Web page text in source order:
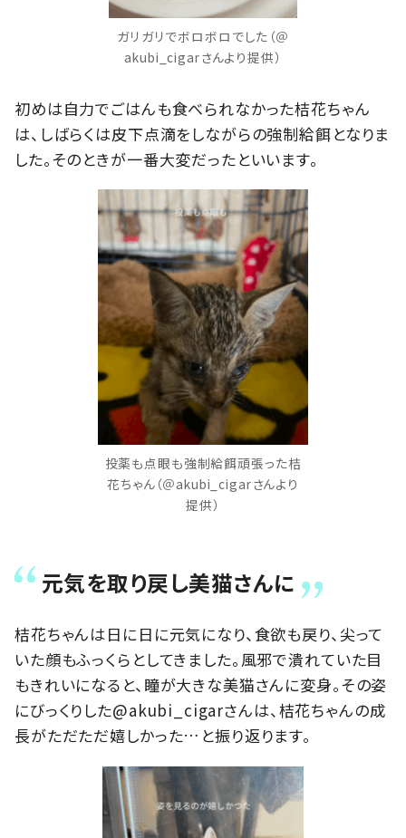
ガリガリでボロボロでした（＠
akubi_cigarさんより提供）
初めは自力でごはんも食べられなかった桔花ちゃん
は、しばらくは皮下点滴をしながらの強制給餌となりま
した。そのときが一番大変だったといいます。
投薬も点眼も強制給餌頑張った桔
花ちゃん（＠akubi_cigarさんより
提供）
元気を取り戻し美猫さんに
桔花ちゃんは日に日に元気になり、食欲も戻り、尖って
いた顔もふっくらとしてきました。風邪で潰れていた目
もきれいになると、瞳が大きな美猫さんに変身。その姿
にびっくりした@akubi_cigarさんは、桔花ちゃんの成
長がただただ嬉しかった…と振り返ります。